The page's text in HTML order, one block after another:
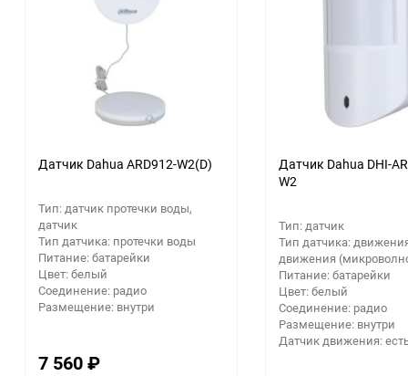
Датчик Dahua ARD912-W2(D)
Тип: датчик протечки воды,
датчик
Тип датчика: протечки воды
Питание: батарейки
Цвет: белый
Соединение: радио
Размещение: внутри
7 560₽
Датчик Dahua DHI-
W2
Тип: датчик
Тип датчика:
движения
Питание: батарейки
Цвет: белый
Соединение: радио
Размещение: внутри
Датчик движения: